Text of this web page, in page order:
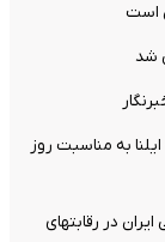
است
شد
به مناسبت روز
در رقابتهای